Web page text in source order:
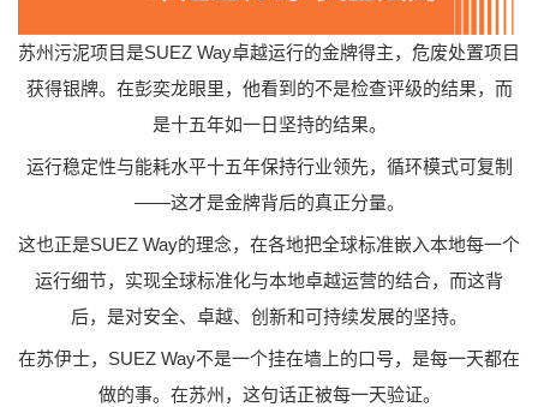
苏州污泥项目是SUEZ Way卓越运行的金牌得主，危废处置项目
获得银牌。在彭奕龙眼里，他看到的不是检查评级的结果，而
是十五年如一日坚持的结果。
运行稳定性与能耗水平十五年保持行业领先，循环模式可复制
——这才是金牌背后的真正分量。
这也正是SUEZ Way的理念，在各地把全球标准嵌入本地每一个
运行细节，实现全球标准化与本地卓越运营的结合，而这背
后，是对安全、卓越、创新和可持续发展的坚持。
在苏伊士，SUEZ Way不是一个挂在墙上的口号，是每一天都在
做的事。在苏州，这句话正被每一天验证。